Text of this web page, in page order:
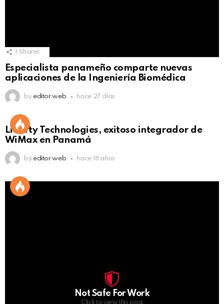
Shares
Especialista panameño comparte nuevas
aplicaciones de la Ingeniería Biomédica
by editor web hace 27 días
Liberty Technologies, exitoso integrador de
WiMax en Panamá
by editor web hace 18 años
Not Safe For Work
Click to view this post